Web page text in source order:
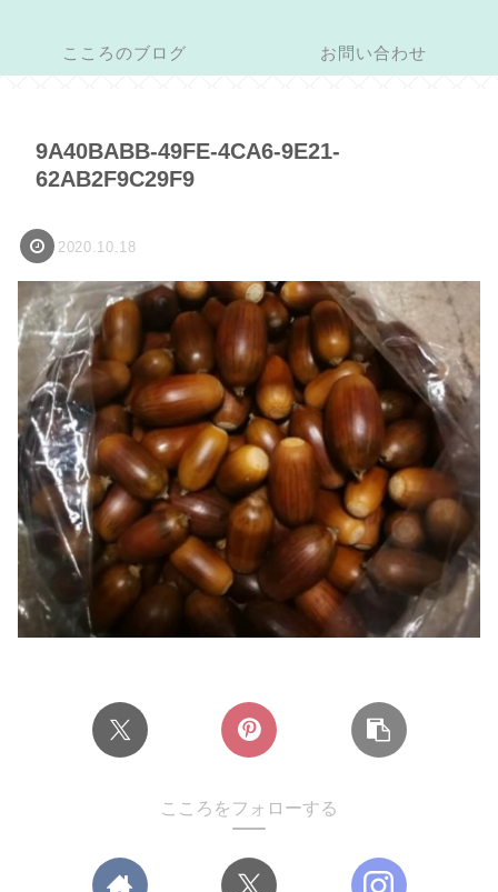
こころのブログ お問い合わせ
9A40BABB-49FE-4CA6-9E21-
62AB2F9C29F9
2020.10.18
こころをフォローする